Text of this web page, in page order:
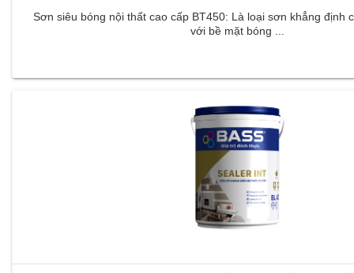
Sơn siêu bóng nội thất cao cấp BT450: Là loại sơn khẳng định
với bề mặt bóng ...